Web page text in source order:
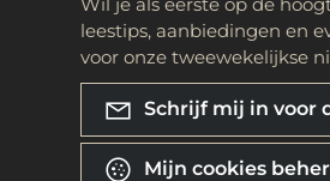
leestips, aanbiedingen en
voor onze tweewekelijkse
Schrijf mij in voor
Mijn cookies